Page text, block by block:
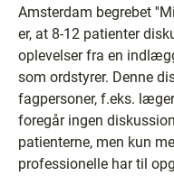
Amsterdam begrebet
er, at 8-12 patienter
oplevelser fra en
som ordstyrer. Denne
fagpersoner, f.eks.
foregår ingen
patienterne, men kun
professionelle har til